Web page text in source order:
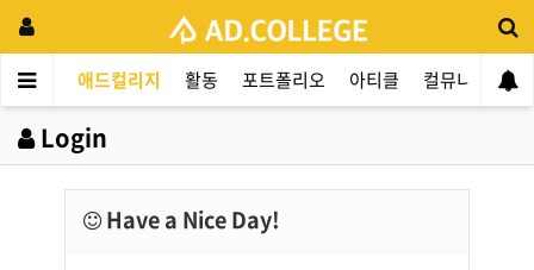
애드컬리지 활동 포트폴리오 아티클 컬뮤니티
Login
Have a Nice Day!